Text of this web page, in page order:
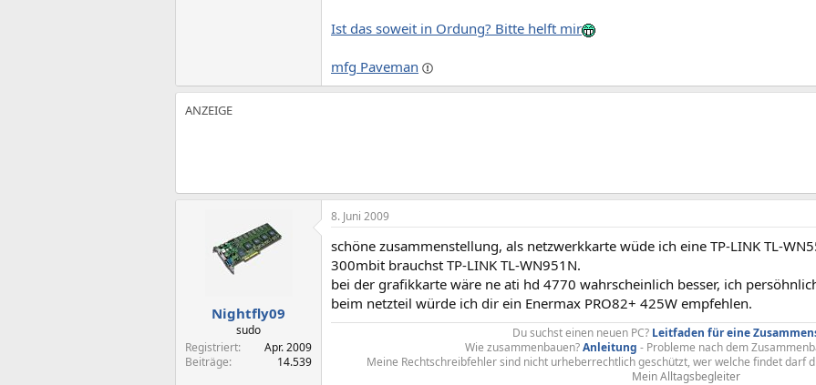
Ist das soweit in Ordung? Bitte helft mir
mfg Paveman
Nightfly09
sudo
Registriert
Apr. 2009
Beiträge
14.539
8. Juni 2009
schöne zusammenstellung, als netzwerkkarte wüde ich eine TP-LINK TL-
300mbit brauchst TP-LINK TL-WN951N.
bei der grafikkarte wäre ne ati hd 4770 wahrscheinlich besser, ich
beim netzteil würde ich dir ein Enermax PRO82+ 425W empfehlen.
Du suchst einen neuen PC? Leitfaden für eine
Wie zusammenbauen?Anleitung - Probleme nach dem
Meine Rechtschreibfehler sind nicht urheberrechtlich geschützt, wer welche findet darf
Mein Alltagsbegleiter